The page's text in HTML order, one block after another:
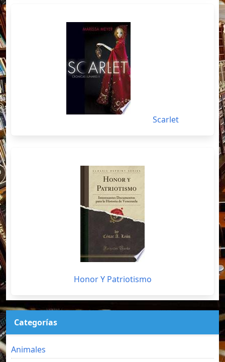
Scarlet
Honor Y Patriotismo
Categorías
Animales